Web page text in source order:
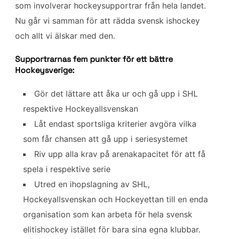
som involverar hockeysupportrar från hela landet.
Nu går vi samman för att rädda svensk ishockey
och allt vi älskar med den.
Supportrarnas fem punkter för ett bättre
Hockeysverige:
Gör det lättare att åka ur och gå upp i SHL
respektive Hockeyallsvenskan
Låt endast sportsliga kriterier avgöra vilka
som får chansen att gå upp i seriesystemet
Riv upp alla krav på arenakapacitet för att få
spela i respektive serie
Utred en ihopslagning av SHL,
Hockeyallsvenskan och Hockeyettan till en enda
organisation som kan arbeta för hela svensk
elitishockey istället för bara sina egna klubbar.